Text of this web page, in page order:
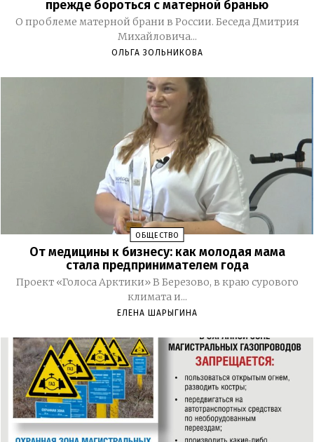
прежде бороться с матерной бранью
О проблеме матерной брани в России. Беседа Дмитрия
Михайловича...
ОЛЬГА ЗОЛЬНИКОВА
ОБЩЕСТВО
От медицины к бизнесу: как молодая мама
стала предпринимателем года
Проект «Голоса Арктики» В Березово, в краю сурового
климата и...
ЕЛЕНА ШАРЫГИНА